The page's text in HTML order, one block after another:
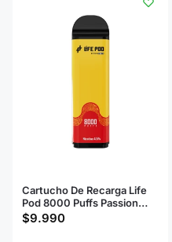
Cartucho De Recarga Life
Pod 8000 Puffs Passion
Fruit Mango
$9.990